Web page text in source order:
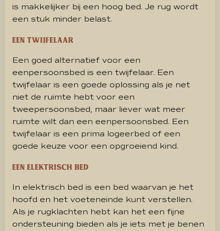
is makkelijker bij een hoog bed. Je rug wordt
een stuk minder belast.
Een twijfelaar
Een goed alternatief voor een
eenpersoonsbed is een twijfelaar. Een
twijfelaar is een goede oplossing als je net
niet de ruimte hebt voor een
tweepersoonsbed, maar liever wat meer
ruimte wilt dan een eenpersoonsbed. Een
twijfelaar is een prima logeerbed of een
goede keuze voor een opgroeiend kind.
Een elektrisch bed
In elektrisch bed is een bed waarvan je het
hoofd en het voeteneinde kunt verstellen.
Als je rugklachten hebt kan het een fijne
ondersteuning bieden als je iets met je benen